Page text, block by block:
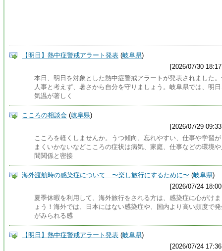
【明日】熱中症警戒アラート発表 (岐阜県)
[2026/07/30
本日、明日を対象とした熱中症警戒アラートが発表されました
人事と考えず、暑さから自分を守りましょう。岐阜県では、明
気温が著しく
こころの相談会 (岐阜県)
[2026/07/29
こころを軽くしませんか。うつ傾向、忘れやすい、仕事や学習
まくいかないなどこころの症状は病気、家庭、仕事などの環境
間関係と密接
海外渡航時の感染症について 〜楽し旅行にするために〜 (岐阜県)
[2026/07/24
夏季休暇を利用して、海外旅行をされる方は、感染症に心がけ
ょう！海外では、日本にはない感染症や、国内より高い頻度で
がみられる感
【明日】熱中症警戒アラート発表 (岐阜県)
[2026/07/24